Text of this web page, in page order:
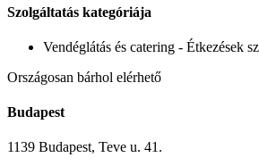
Szolgáltatás kategóriája
Vendéglátás és catering - Étkezések
Országosan bárhol elérhető
Budapest
1139 Budapest, Teve u. 41.